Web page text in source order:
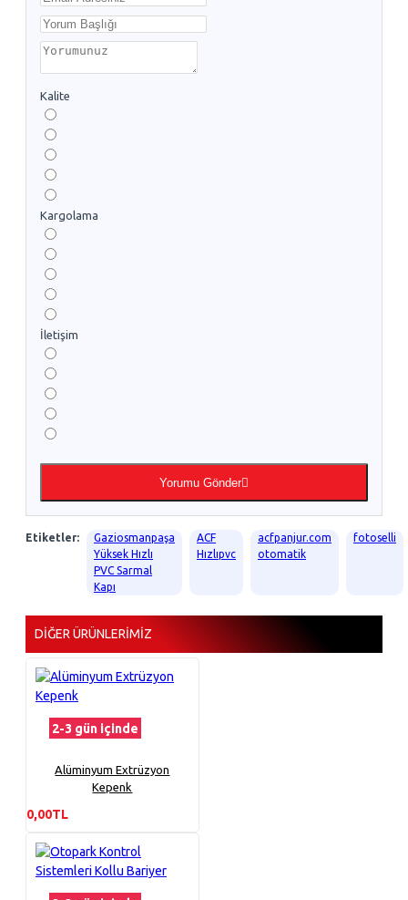
Kalite
Kargolama
İletişim
Yorumu Gönder
Etiketler:
Gaziosmanpaşa
Yüksek Hızlı
PVC Sarmal
Kapı
ACF
Hızlıpvc
acfpanjur.com
otomatik
fotoselli
DIĞER ÜRÜNLERIMIZ
2-3 gün içinde
Alüminyum Extrüzyon
Kepenk
0,00TL